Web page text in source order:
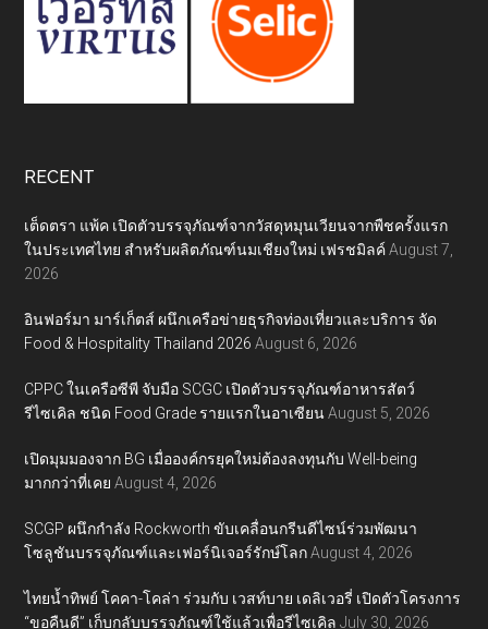
RECENT
เต็ดตรา แพ้ค เปิดตัวบรรจุภัณฑ์จากวัสดุหมุนเวียนจากพืชครั้งแรก
ในประเทศไทย สำหรับผลิตภัณฑ์นมเชียงใหม่ เฟรชมิลค์ August 7,
2026
อินฟอร์มา มาร์เก็ตส์ ผนึกเครือข่ายธุรกิจท่องเที่ยวและบริการ จัด
Food & Hospitality Thailand 2026 August 6, 2026
CPPC ในเครือซีพี จับมือ SCGC เปิดตัวบรรจุภัณฑ์อาหารสัตว์
รีไซเคิล ชนิด Food Grade รายแรกในอาเซียน August 5, 2026
เปิดมุมมองจาก BG เมื่อองค์กรยุคใหม่ต้องลงทุนกับ Well-being
มากกว่าที่เคย August 4, 2026
SCGP ผนึกกำลัง Rockworth ขับเคลื่อนกรีนดีไซน์ร่วมพัฒนา
โซลูชันบรรจุภัณฑ์และเฟอร์นิเจอร์รักษ์โลก August 4, 2026
ไทยน้ำทิพย์ โคคา-โคล่า ร่วมกับ เวสท์บาย เดลิเวอรี่ เปิดตัวโครงการ
“ขอคืนดี” เก็บกลับบรรจุภัณฑ์ใช้แล้วเพื่อรีไซเคิล July 30, 2026